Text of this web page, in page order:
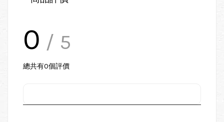
0 / 5
總共有0個評價